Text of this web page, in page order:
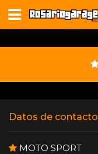
Datos de contacto
MOTO SPORT